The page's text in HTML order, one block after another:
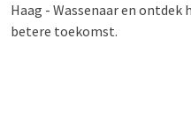
Haag - Wassenaar en ontdek
betere toekomst.